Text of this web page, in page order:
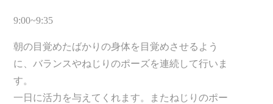
9:00~9:35
朝の目覚めたばかりの身体を目覚めさせるよう
に、バランスやねじりのポーズを連続して行いま
す。
一日に活力を与えてくれます。またねじりのポー